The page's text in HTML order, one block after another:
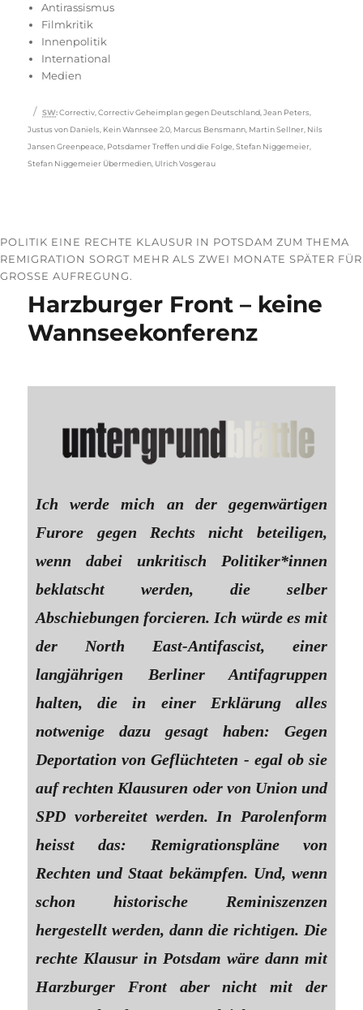
Antirassismus
Filmkritik
Innenpolitik
International
Medien
Schlagwörter
SW: Correctiv ,Correctiv Geheimplan gegen Deutschland ,Jean Peters
Justus von Daniels Kein Wannsee 2.0 Marcus Bensmann Martin Sellner Nils
Jansen Greenpeace Potsdamer Treffen und die Folge ,Stefan Niggemeier
Stefan Niggemeier Übermedien Ulrich Vosgerau
POLITIK EINE RECHTE KLAUSUR IN POTSDAM ZUM THEMA
REMIGRATION SORGT MEHR ALS ZWEI MONATE SPÄTER FÜR
GROSSE AUFREGUNG.
Harzburger Front – keine
Wannseekonferenz
Ich werde mich an der gegenwärtigen
Furore gegen Rechts nicht beteiligen,
wenn dabei unkritisch Politiker*innen
beklatscht werden, die selber
Abschiebungen forcieren. Ich würde es mit
der North East-Antifascist, einer
langjährigen Berliner Antifagruppen
halten, die in einer Erklärung alles
notwenige dazu gesagt haben: Gegen
Deportation von Geflüchteten - egal ob sie
auf rechten Klausuren oder von Union und
SPD vorbereitet werden. In Parolenform
heisst das: Remigrationspläne von
Rechten und Staat bekämpfen. Und, wenn
schon historische Reminiszenzen
hergestellt werden, dann die richtigen. Die
rechte Klausur in Potsdam wäre dann mit
Harzburger Front aber nicht mit der